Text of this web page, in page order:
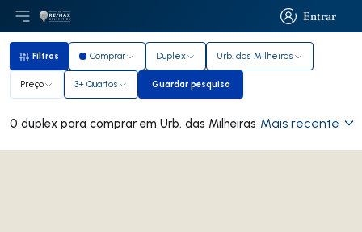
Entrar
Entrar
Abri menu principal
LogoIr para página inicial
Filtros
Filtros Comprar Duplex Urb. das Milheiras
Preço 3+ Quartos Guardar pesquisa
Guardar pesquisa
0 duplex para comprar em Urb. das Milheiras Mais recente